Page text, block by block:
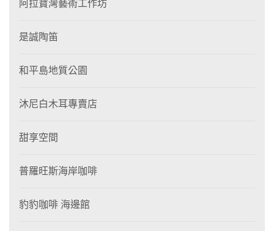
阿拉寶灣藝術工作坊
是誠陶笛
和平島地質公園
沐尼白木耳專賣店
甜享空間
普羅旺斯海岸咖啡
豹豹咖啡 海邊館